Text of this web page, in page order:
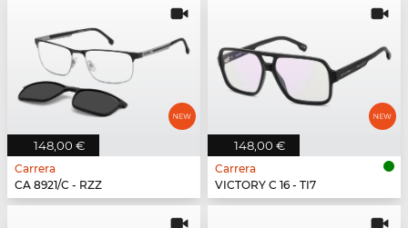
148,00 €
Carrera
CA 8921/C - RZZ
148,00 €
Carrera
VICTORY C 16 - TI7